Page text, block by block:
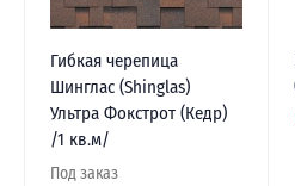
Гибкая черепица
Шинглас (Shinglas)
Ультра Фокстрот (Кедр)
/1 кв.м/
Под заказ